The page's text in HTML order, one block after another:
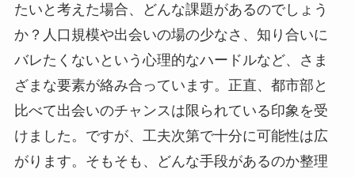
たいと考えた場合、どんな課題があるのでしょう
か？人口規模や出会いの場の少なさ、知り合いに
バレたくないという心理的なハードルなど、さま
ざまな要素が絡み合っています。正直、都市部と
比べて出会いのチャンスは限られている印象を受
けました。ですが、工夫次第で十分に可能性は広
がります。そもそも、どんな手段があるのか整理